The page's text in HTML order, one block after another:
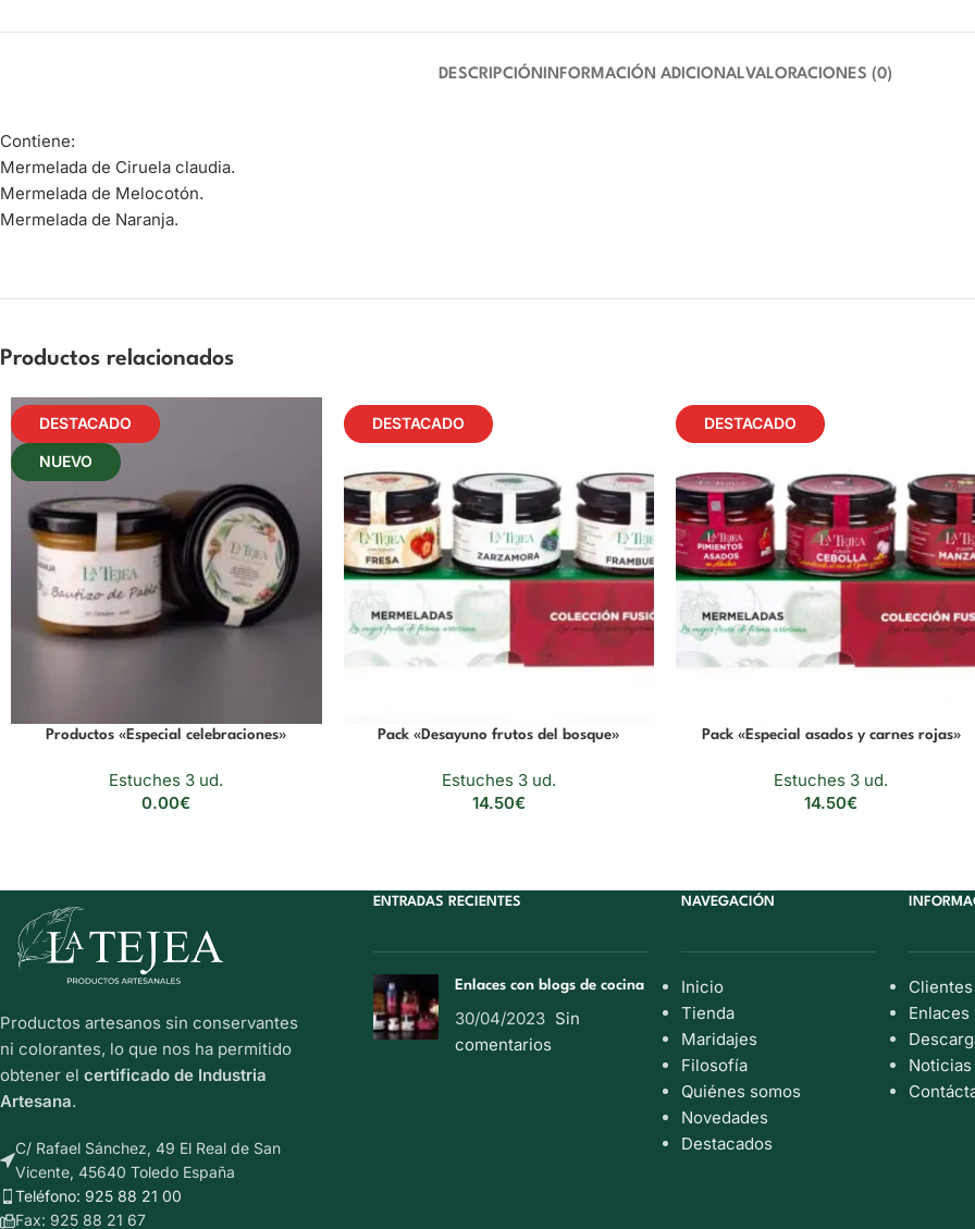
DESCRIPCIÓN INFORMACIÓN ADICIONALVALORACIONES (0)
Contiene:
Mermelada de Ciruela claudia.
Mermelada de Melocotón.
Mermelada de Naranja.
Productos relacionados
DESTACADO
NUEVO
Productos «Especial celebraciones»
Estuches 3 ud.
0.00€
DESTACADO
Pack «Desayuno frutos del bosque»
Estuches 3 ud.
14.50€
DESTACADO
Pack «Especial asados y carnes rojas»
Estuches 3 ud.
14.50€
Productos artesanos sin conservantes
ni colorantes, lo que nos ha permitido
obtener el certificado de Industria
Artesana.
C/ Rafael Sánchez, 49 El Real de San
Vicente, 45640 Toledo España
Teléfono: 925 88 21 00
Fax: 925 88 21 67
ENTRADAS RECIENTES
Enlaces con blogs de cocina
30/04/2023 Sin
comentarios
NAVEGACIÓN
Inicio
Tienda
Maridajes
Filosofía
Quiénes somos
Novedades
Destacados
Clientes
Enlaces
Noticias